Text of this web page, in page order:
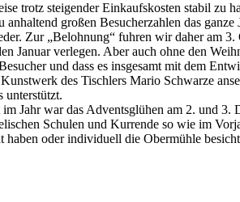
trotz steigender Einkaufskosten stabil zu
großen Besucherzahlen das ganze
Zur „Belohnung“ fuhren wir daher am
Januar verlegen. Aber auch ohne den
und dass es insgesamt mit dem
des Tischlers Mario Schwarze
unterstützt.
Jahr war das Adventsglühen am 2. und 3.
Schulen und Kurrende so wie im
oder individuell die Obermühle